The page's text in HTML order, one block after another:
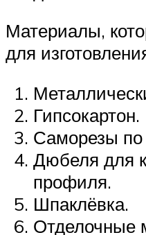
Материалы,
для
Гипсокартон.
Саморезы по
Дюбеля для
профиля.
Шпаклёвка.
Отделочные